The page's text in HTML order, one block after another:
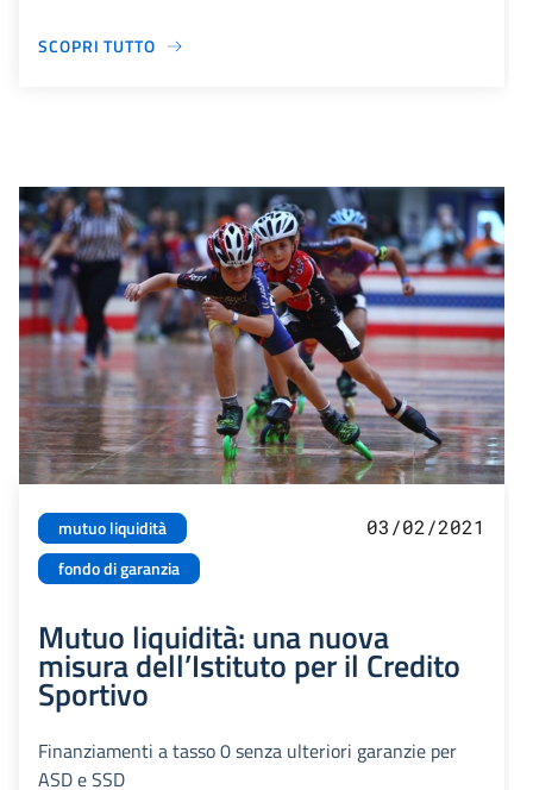
SCOPRI TUTTO
mutuo liquidità
fondo di garanzia
03/02/2021
Mutuo liquidità: una nuova
misura dell’Istituto per il Credito
Sportivo
Finanziamenti a tasso 0 senza ulteriori garanzie per
ASD e SSD